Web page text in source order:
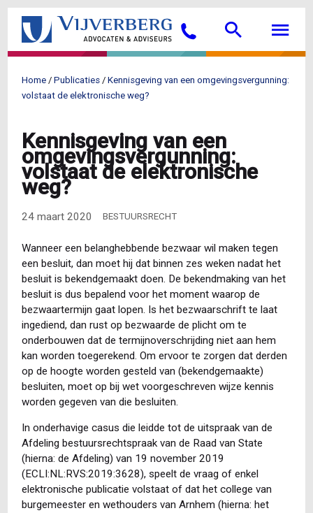
Overslaan
de
gaan
Bellen Search
Kruimelpad
Home Publicaties
Kennisgeving van een omgevingsvergunning:
volstaat de elektronische weg?
Kennisgeving van een
omgevingsvergunning:
volstaat de elektronische
weg?
24 maart 2020 BESTUURSRECHT
Wanneer een belanghebbende bezwaar wil maken tegen
een besluit, dan moet hij dat binnen zes weken nadat het
besluit is bekendgemaakt doen. De bekendmaking van het
besluit is dus bepalend voor het moment waarop de
bezwaartermijn gaat lopen. Is het bezwaarschrift te laat
ingediend, dan rust op bezwaarde de plicht om te
onderbouwen dat de termijnoverschrijding niet aan hem
kan worden toegerekend. Om ervoor te zorgen dat derden
op de hoogte worden gesteld van (bekendgemaakte)
besluiten, moet op bij wet voorgeschreven wijze kennis
worden gegeven van die besluiten.
In onderhavige casus die leidde tot de uitspraak van de
Afdeling bestuursrechtspraak van de Raad van State
(hierna: de Afdeling) van 19 november 2019
(ECLI:NL:RVS:2019:3628), speelt de vraag of enkel
elektronische publicatie volstaat of dat het college van
burgemeester en wethouders van Arnhem (hierna: het